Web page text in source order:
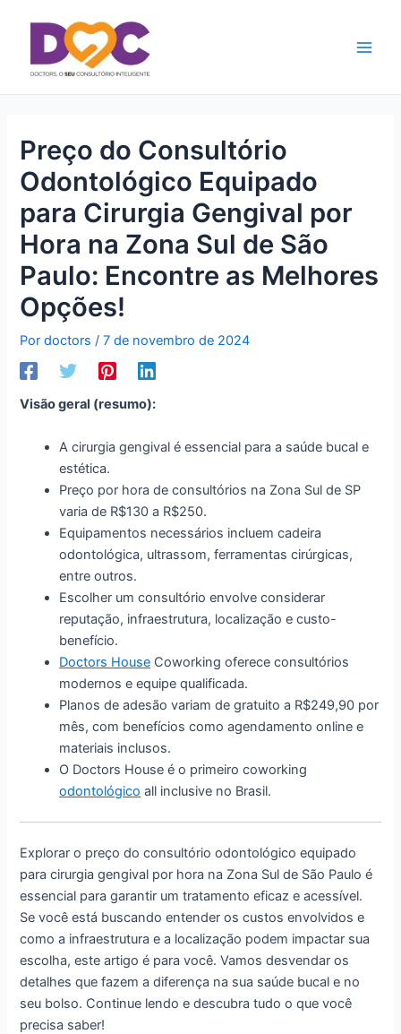
conteúdo
Preço do Consultório
Odontológico Equipado
para Cirurgia Gengival por
Hora na Zona Sul de São
Paulo: Encontre as Melhores
Opções!
Pordoctors/7 de novembro de 2024
Visão geral (resumo):
A cirurgia gengival é essencial para a saúde bucal e
estética.
Preço por hora de consultórios na Zona Sul de SP
varia de R$130 a R$250.
Equipamentos necessários incluem cadeira
odontológica, ultrassom, ferramentas cirúrgicas,
entre outros.
Escolher um consultório envolve considerar
reputação, infraestrutura, localização e custo-
benefício.
Doctors House Coworking oferece consultórios
modernos e equipe qualificada.
Planos de adesão variam de gratuito a R$249,90 por
mês, com benefícios como agendamento online e
materiais inclusos.
O Doctors House é o primeiro coworking
odontológico all inclusive no Brasil.
Explorar o preço do consultório odontológico equipado
para cirurgia gengival por hora na Zona Sul de São Paulo é
essencial para garantir um tratamento eficaz e acessível.
Se você está buscando entender os custos envolvidos e
como a infraestrutura e a localização podem impactar sua
escolha, este artigo é para você. Vamos desvendar os
detalhes que fazem a diferença na sua saúde bucal e no
seu bolso. Continue lendo e descubra tudo o que você
precisa saber!